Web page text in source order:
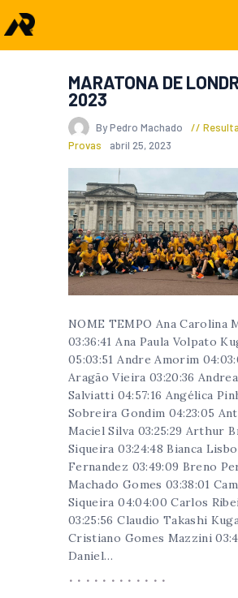
MARATONA DE
2023
By Pedro Machado
Provas
abril 25, 2023
NOME TEMPO Ana Carolina
03:36:41 Ana Paula Volpato
05:03:51 Andre Amorim
Aragão Vieira 03:20:36
Salviatti 04:57:16 Angélica
Sobreira Gondim 04:23:05
Maciel Silva 03:25:29 Arthur
Siqueira 03:24:48 Bianca
Fernandez 03:49:09 Breno
Machado Gomes 03:38:01
Siqueira 04:04:00 Carlos
03:25:56 Claudio Takashi Kuga
Cristiano Gomes Mazzini
Daniel…